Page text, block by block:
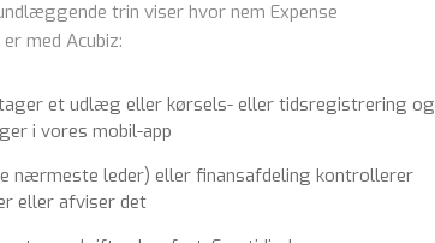
trin viser hvor nem Expense
med Acubiz:
et udlæg eller kørsels- eller tidsregistrering og
i vores mobil-app
nærmeste leder) eller finansafdeling kontrollerer
eller afviser det